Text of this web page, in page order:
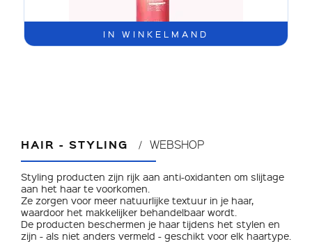
IN WINKELMAND
HAIR - STYLING WEBSHOP
Styling producten zijn rijk aan anti-oxidanten om slijtage
aan het haar te voorkomen.
Ze zorgen voor meer natuurlijke textuur in je haar,
waardoor het makkelijker behandelbaar wordt.
De producten beschermen je haar tijdens het stylen en
zijn - als niet anders vermeld - geschikt voor elk haartype.